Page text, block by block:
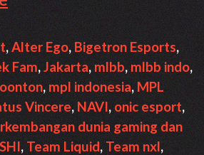
Hoshi
Juara
Regular
Season
MPL
ID
S15
,Alter Ego, Bigetron Esports,
Fam,Jakarta, mlbb, mlbb indo,
, mpl indonesia, MPL
Vincere, NAVI, onic esport,
dunia gaming dan
, Team Liquid,Team nxl,